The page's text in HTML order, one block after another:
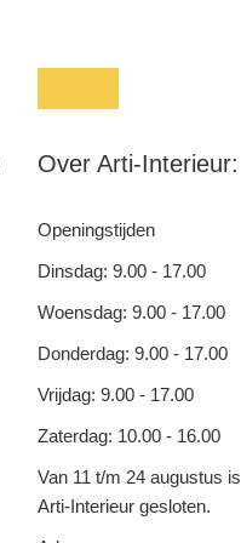
Over Arti-Interieur:
Openingstijden
Dinsdag: 9.00 - 17.00
Woensdag: 9.00 - 17.00
Donderdag: 9.00 - 17.00
Vrijdag: 9.00 - 17.00
Zaterdag: 10.00 - 16.00
Van 11 t/m 24 augustus is
Arti-Interieur gesloten.